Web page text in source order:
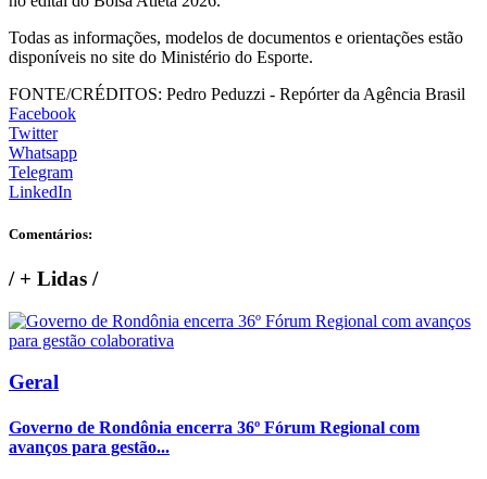
Todas as informações, modelos de documentos e orientações estão
disponíveis no site do Ministério do Esporte.
FONTE/CRÉDITOS: Pedro Peduzzi - Repórter da Agência Brasil
Facebook
Twitter
Whatsapp
Telegram
LinkedIn
Comentários:
/+ Lidas /
Geral
Governo de Rondônia encerra 36º Fórum Regional com
avanços para gestão...